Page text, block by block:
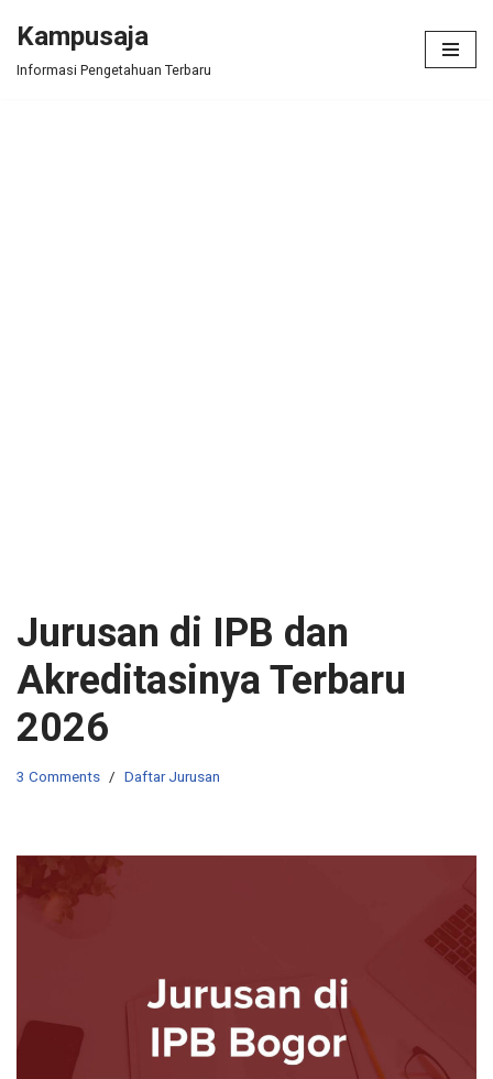
Skip
Kampusaja
Informasi Pengetahuan Terbaru
Jurusan di IPB dan
Akreditasinya Terbaru
2026
3 Comments Daftar Jurusan